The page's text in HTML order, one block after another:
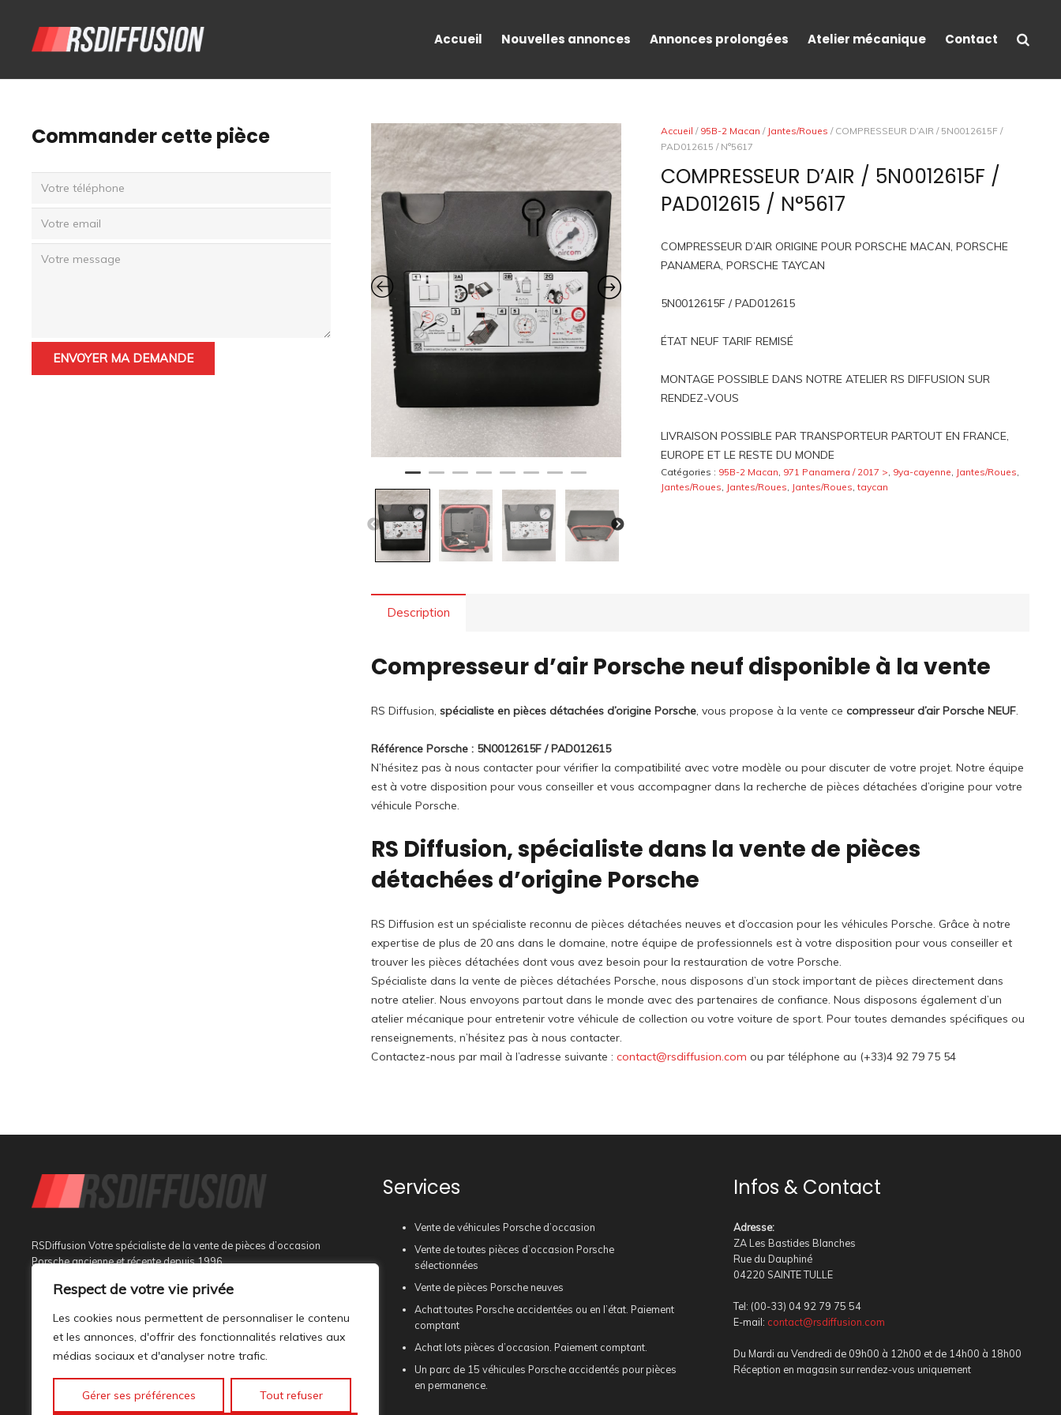
Respect de votre vie privée
Les cookies nous permettent de personnaliser le contenu
et les annonces, d'offrir des fonctionnalités relatives aux
médias sociaux et d'analyser notre trafic.
Gérer ses préférences Tout refuser
Accueil Nouvelles annonces Annonces prolongées Atelier mécanique Contact
Accueil / 95B-2 Macan / Jantes/Roues / COMPRESSEUR D’AIR / 5N0012615F /
PAD012615 / N°5617
COMPRESSEUR D’AIR / 5N0012615F /
PAD012615 / N°5617
COMPRESSEUR D’AIR ORIGINE POUR PORSCHE MACAN, PORSCHE
PANAMERA, PORSCHE TAYCAN
5N0012615F / PAD012615
ÉTAT NEUF TARIF REMISÉ
MONTAGE POSSIBLE DANS NOTRE ATELIER RS DIFFUSION SUR
RENDEZ-VOUS
LIVRAISON POSSIBLE PAR TRANSPORTEUR PARTOUT EN FRANCE,
EUROPE ET LE RESTE DU MONDE
Catégories : 95B-2 Macan, 971 Panamera / 2017 >, 9ya-cayenne, Jantes/Roues,
Jantes/Roues, Jantes/Roues, Jantes/Roues,taycan
Description
Compresseur d’air Porsche neuf disponible à la vente
RS Diffusion, spécialiste en pièces détachées d’origine Porsche, vous propose à la vente ce compresseur d’air Porsche NEUF.
Référence Porsche : 5N0012615F / PAD012615
N’hésitez pas à nous contacter pour vérifier la compatibilité avec votre modèle ou pour discuter de votre projet. Notre équipe
est à votre disposition pour vous conseiller et vous accompagner dans la recherche de pièces détachées d’origine pour votre
véhicule Porsche.
RS Diffusion, spécialiste dans la vente de pièces
détachées d’origine Porsche
RS Diffusion est un spécialiste reconnu de pièces détachées neuves et d’occasion pour les véhicules Porsche. Grâce à notre
expertise de plus de 20 ans dans le domaine, notre équipe de professionnels est à votre disposition pour vous conseiller et
trouver les pièces détachées dont vous avez besoin pour la restauration de votre Porsche.
Spécialiste dans la vente de pièces détachées Porsche, nous disposons d’un stock important de pièces directement dans
notre atelier. Nous envoyons partout dans le monde avec des partenaires de confiance. Nous disposons également d’un
atelier mécanique pour entretenir votre véhicule de collection ou votre voiture de sport. Pour toutes demandes spécifiques ou
renseignements, n’hésitez pas à nous contacter.
Contactez-nous par mail à l’adresse suivante : contact@rsdiffusion.com ou par téléphone au (+33)4 92 79 75 54
Commander cette pièce
RSDiffusion Votre spécialiste de la vente de pièces d’occasion
Porsche ancienne et récente depuis 1996
Implantée à Sainte Tulle dans le département des Alpes de
Provence, au sein d’un bâtiment tout neuf de 1000M², son
activité est dédiée à la marque PORSCHE.
Services
Vente de véhicules Porsche d’occasion
Vente de toutes pièces d’occasion Porsche
sélectionnées
Vente de pièces Porsche neuves
Achat toutes Porsche accidentées ou en l’état. Paiement
comptant
Achat lots pièces d’occasion. Paiement comptant.
Un parc de 15 véhicules Porsche accidentés pour pièces
en permanence.
Infos & Contact
Adresse:
ZA Les Bastides Blanches
Rue du Dauphiné
04220 SAINTE TULLE
Tel: (00-33) 04 92 79 75 54
E-mail: contact@rsdiffusion.com
Du Mardi au Vendredi de 09h00 à 12h00 et de 14h00 à 18h00
Réception en magasin sur rendez-vous uniquement